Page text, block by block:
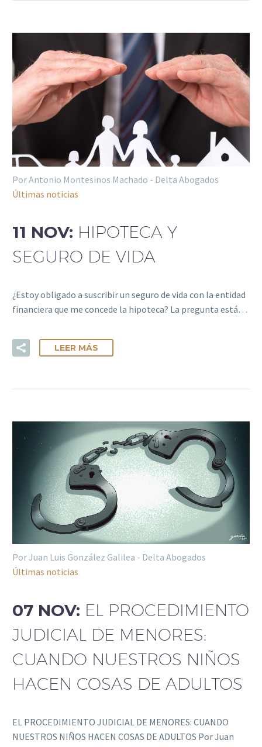
Por Antonio Montesinos Machado - Delta Abogados
Últimas noticias
11 NOV: HIPOTECA Y
SEGURO DE VIDA
¿Estoy obligado a suscribir un seguro de vida con la entidad
financiera que me concede la hipoteca? La pregunta está…
LEER MÁS
Por Juan Luis González Galilea - Delta Abogados
Últimas noticias
07 NOV: EL PROCEDIMIENTO
JUDICIAL DE MENORES:
CUANDO NUESTROS NIÑOS
HACEN COSAS DE ADULTOS
EL PROCEDIMIENTO JUDICIAL DE MENORES: CUANDO
NUESTROS NIÑOS HACEN COSAS DE ADULTOS Por Juan